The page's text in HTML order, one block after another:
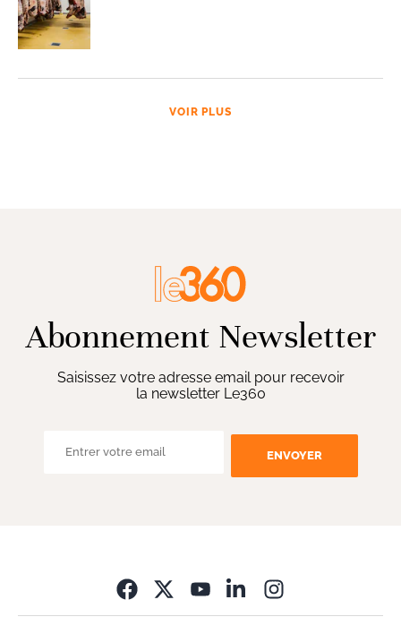
VOIR PLUS
Abonnement Newsletter
Saisissez votre adresse email pour recevoir
la newsletter Le360
ENVOYER